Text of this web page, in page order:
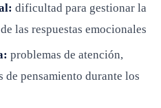
dificultad para gestionar la
las respuestas emocionales
problemas de atención,
de pensamiento durante los